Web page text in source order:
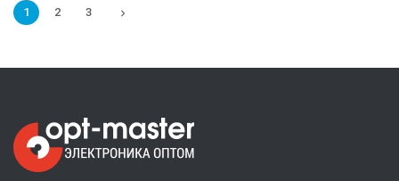
1 2 3 